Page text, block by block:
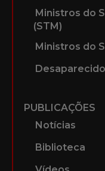
Ministros do
(STM)
Ministros do
PUBLICAÇÕES
Notícias
Biblioteca